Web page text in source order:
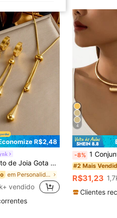
R$2,48
em Aço Inoxidável com Colar Pingente de Borla
em Personalidade da moda Conjuntos De Jóias Femini
vendido
4
-8% 1 Conjunto Simples e Estiloso de Colar com
#2 Mais
R$31,23
Clientes